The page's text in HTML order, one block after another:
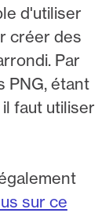
d'utiliser
créer des
Par
PNG, étant
faut utiliser
sur ce